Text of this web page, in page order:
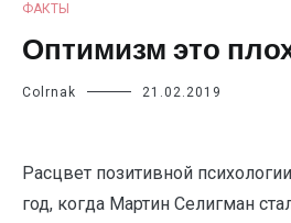
ФАКТЫ
Оптимизм это
Colrnak 21.02.2019
Расцвет позитивной
год, когда Мартин Селигман